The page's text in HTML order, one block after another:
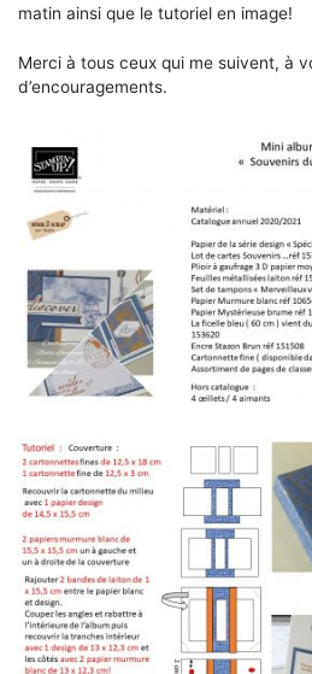
matin ainsi que le tutoriel en image!
Merci à tous ceux qui me suivent, à
d’encouragements.